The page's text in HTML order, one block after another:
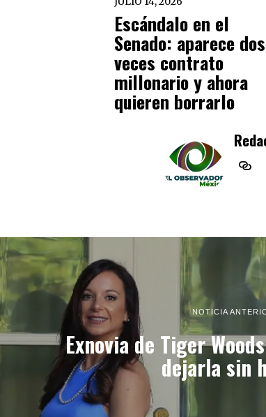
Escándalo en el
Senado: aparece dos
veces contrato
millonario y ahora
quieren borrarlo
NOTICIA
Exnovia de Tiger
dejarla sin